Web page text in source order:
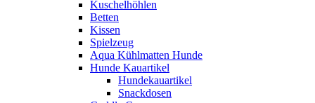
Kuschelhöhlen
Betten
Kissen
Spielzeug
Aqua Kühlmatten Hunde
Hunde Kauartikel
Hundekauartikel
Snackdosen